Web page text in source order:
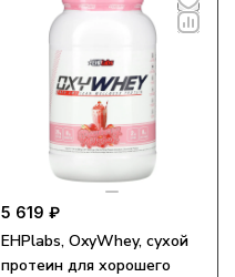
5 619 ₽
EHPlabs, OxyWhey, сухой
протеин для хорошего